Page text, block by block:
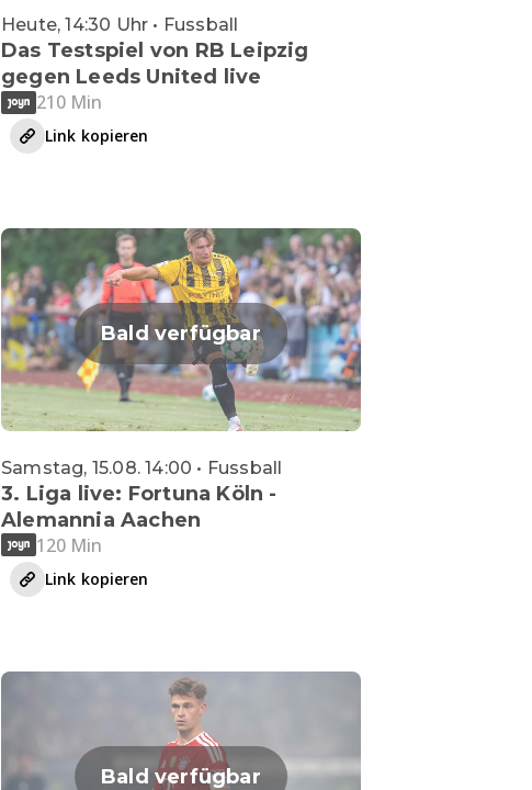
Heute, 14:30 Uhr • Fussball
Das Testspiel von RB Leipzig
gegen Leeds United live
210 Min
Link kopieren
Bald verfügbar
Samstag, 15.08. 14:00 • Fussball
3. Liga live: Fortuna Köln -
Alemannia Aachen
120 Min
Link kopieren
Bald verfügbar